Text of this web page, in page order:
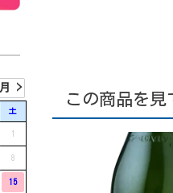
土
1
8
15
この商品を見